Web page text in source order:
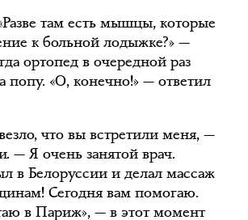
там есть мышцы, которые
к больной лодыжке?» —
ортопед в очередной раз
попу. «О, конечно!» — ответил
что вы встретили меня, —
— Я очень занятой врач.
в Белоруссии и делал массаж
Сегодня вам помогаю.
в Париж», — в этот момент